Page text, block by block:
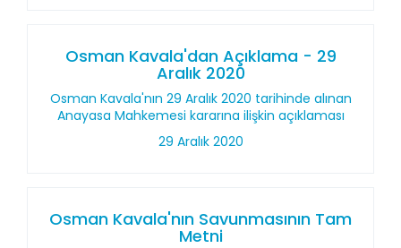
Osman Kavala'dan Açıklama - 29
Aralık 2020
Osman Kavala'nın 29 Aralık 2020 tarihinde alınan
Anayasa Mahkemesi kararına ilişkin açıklaması
29 Aralık 2020
Osman Kavala'nın Savunmasının Tam
Metni